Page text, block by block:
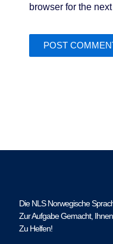
browser for the
Die NLS Norwegische
Zur Aufgabe Gemacht,
Zu Helfen!